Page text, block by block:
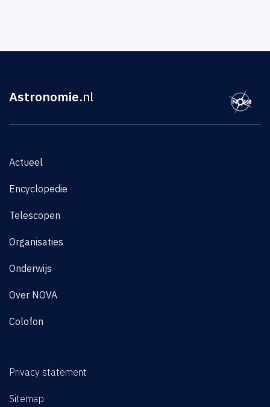
Astronomie.nl
Actueel
Encyclopedie
Telescopen
Organisaties
Onderwijs
Over NOVA
Colofon
Privacy statement
Sitemap